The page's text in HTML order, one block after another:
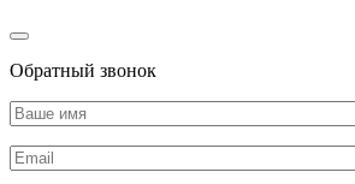
Обратный звонок